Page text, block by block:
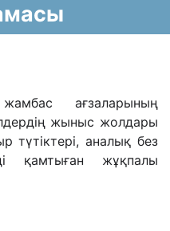
ағзаларының
жыныс жолдары
түтіктері, аналық без
қамтыған жұқпалы